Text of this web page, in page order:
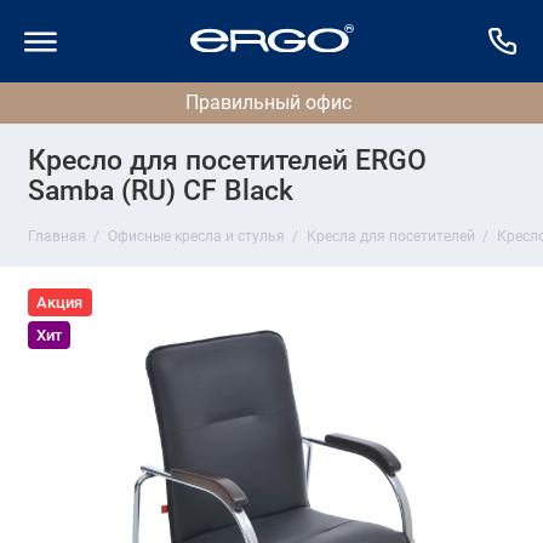
Кресло для посетителей ERGO
Samba (RU) CF Black
Главная Офисные кресла и стулья Кресла для посетителей
Акция
Хит